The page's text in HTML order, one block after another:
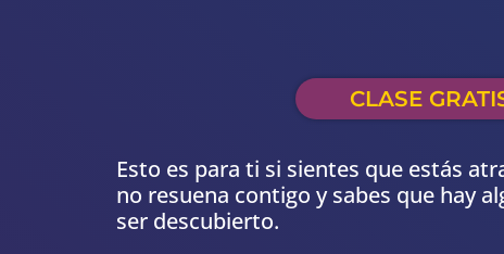
CLASE
Esto es para ti si sientes que estás
no resuena contigo y sabes que hay
ser descubierto.